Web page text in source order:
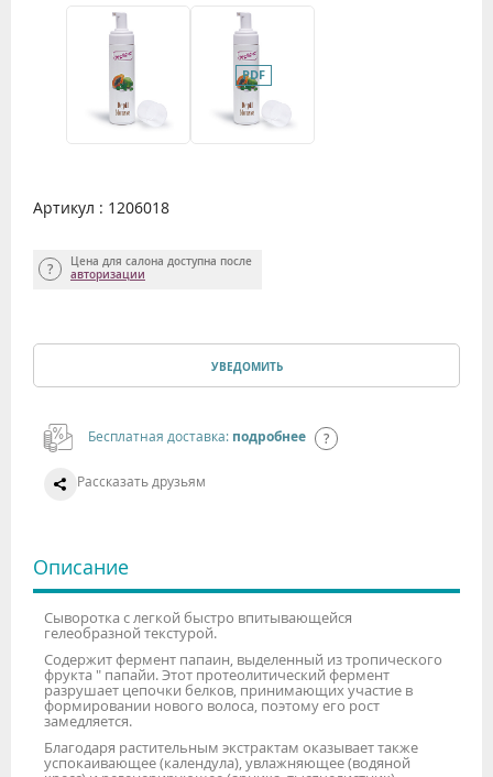
Артикул : 1206018
Цена для салона доступна после
авторизации
УВЕДОМИТЬ
Бесплатная доставка: подробнее
Рассказать друзьям
Описание
Сыворотка с легкой быстро впитывающейся
гелеобразной текстурой.
Содержит фермент папаин, выделенный из тропического
фрукта " папайи. Этот протеолитический фермент
разрушает цепочки белков, принимающих участие в
формировании нового волоса, поэтому его рост
замедляется.
Благодаря растительным экстрактам оказывает также
успокаивающее (календула), увлажняющее (водяной